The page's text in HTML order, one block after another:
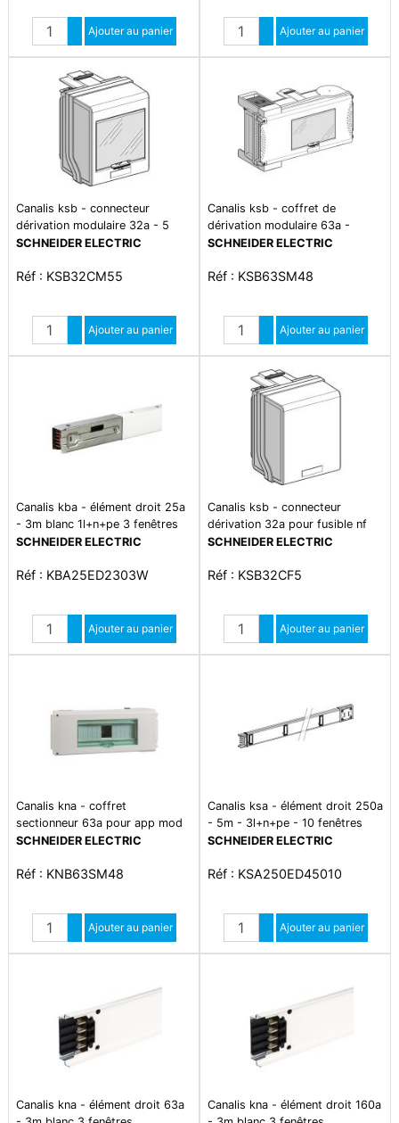
Quantité
Augmenter quantité
Diminuer quantité
Ajouter au panier Quantité
Augmenter quantité
Diminuer quantité
Ajouter au panier
Canalis ksb - connecteur
dérivation modulaire 32a - 5
mod. 18mm - 3l+n+pe
SCHNEIDER ELECTRIC
Réf : KSB32CM55
Quantité
Augmenter quantité
Diminuer quantité
Ajouter au panier
Canalis ksb - coffret de
dérivation modulaire 63a -
8mod.18mm - 3l+n+pe
SCHNEIDER ELECTRIC
Réf : KSB63SM48
Quantité
Augmenter quantité
Diminuer quantité
Ajouter au panier
Canalis kba - élément droit 25a
- 3m blanc 1l+n+pe 3 fenêtres
SCHNEIDER ELECTRIC
Réf : KBA25ED2303W
Quantité
Augmenter quantité
Diminuer quantité
Ajouter au panier
Canalis ksb - connecteur
dérivation 32a pour fusible nf
10x38 - 3l+n+pe
SCHNEIDER ELECTRIC
Réf : KSB32CF5
Quantité
Augmenter quantité
Diminuer quantité
Ajouter au panier
Canalis kna - coffret
sectionneur 63a pour app mod
8 modules 18mm
SCHNEIDER ELECTRIC
Réf : KNB63SM48
Quantité
Augmenter quantité
Diminuer quantité
Ajouter au panier
Canalis ksa - élément droit 250a
- 5m - 3l+n+pe - 10 fenêtres
SCHNEIDER ELECTRIC
Réf : KSA250ED45010
Quantité
Augmenter quantité
Diminuer quantité
Ajouter au panier
Canalis kna - élément droit 63a
Canalis kna - élément droit 160a